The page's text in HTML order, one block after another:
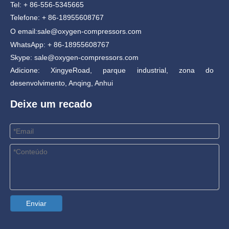
Tel: + 86-556-5345665
Telefone: + 86-18955608767
O email:sale@oxygen-compressors.com
WhatsApp: + 86-18955608767
Skype: sale@oxygen-compressors.com
Adicione: XingyeRoad, parque industrial, zona do
desenvolvimento, Anqing, Anhui
Deixe um recado
Enviar